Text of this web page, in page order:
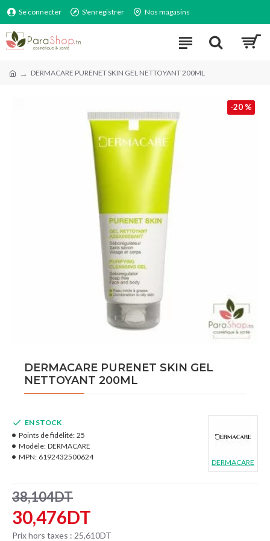
Se connecter S'enregistrer Nos magasins
DERMACARE PURENET SKIN GEL NETTOYANT 200ML
-20 %
DERMACARE PURENET SKIN GEL
NETTOYANT 200ML
30,476DT
38,104DT
Prix hors taxes : 25,610DT
EN STOCK
Points de fidélité: 25
Modèle: DERMACARE
MPN: 6192432500624
DERMACARE